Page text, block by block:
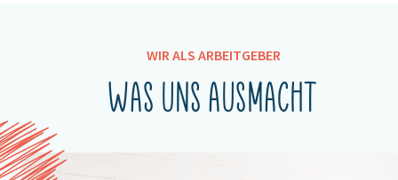
WIR ALS ARBEITGEBER
Was uns ausmacht